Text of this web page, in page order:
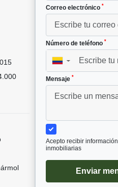
Correo electrónico *
Número de teléfono *
▼
Mensaje *
Acepto recibir
inmobiliarias
Enviar